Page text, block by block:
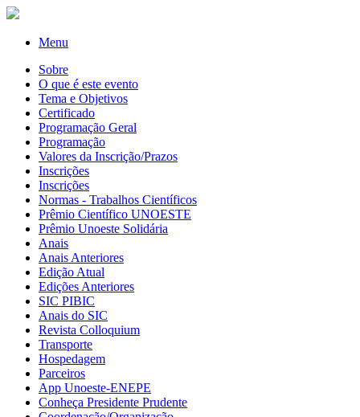
Menu
Sobre
O que é este evento
Tema e Objetivos
Certificado
Programação Geral
Programação
Valores da Inscrição/Prazos
Inscrições
Inscrições
Normas - Trabalhos Científicos
Prêmio Científico UNOESTE
Prêmio Unoeste Solidária
Anais
Anais Anteriores
Edição Atual
Edições Anteriores
SIC PIBIC
Anais do SIC
Revista Colloquium
Transporte
Hospedagem
Parceiros
App Unoeste-ENEPE
Conheça Presidente Prudente